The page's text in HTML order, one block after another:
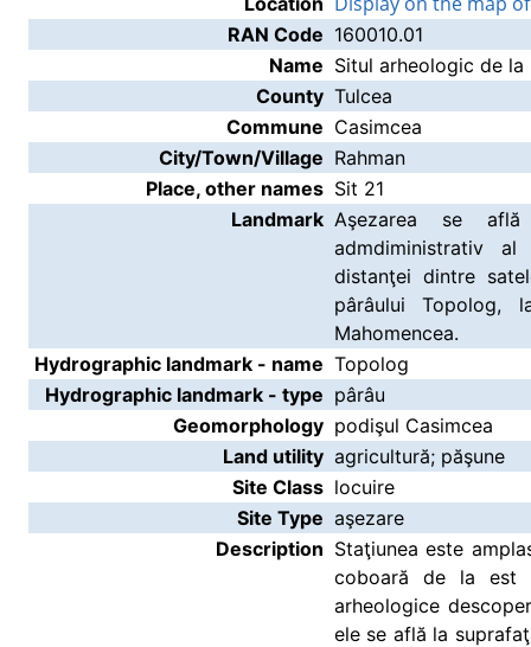
RAN Code 160010.01
Name Situl arheologic de la
County Tulcea
Commune Casimcea
City/Town/Village Rahman
Place, other names Sit 21
Landmark Aşezarea se
admdiministrativ
distanţei dintre
pârâului Topolog,
Mahomencea.
Hydrographic landmark - name Topolog
Hydrographic landmark - type pârâu
Geomorphology podişul Casimcea
Land utility agricultură; păşune
Site Class locuire
Site Type aşezare
Description Staţiunea este
coboară de la est
arheologice
ele se află la